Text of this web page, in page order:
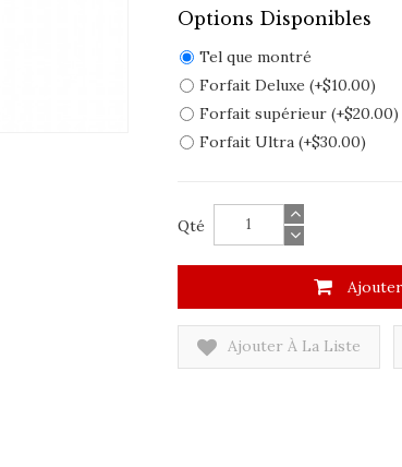
Options Disponibles
Tel que montré
Forfait Deluxe (+$10.00)
Forfait supérieur (+$20.00)
Forfait Ultra (+$30.00)
Qté
Ajouter À La Liste